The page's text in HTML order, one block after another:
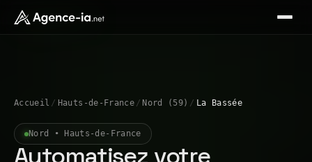
Accueil / Hauts-de-France / Nord (59) / La Bassée
Nord • Hauts-de-France